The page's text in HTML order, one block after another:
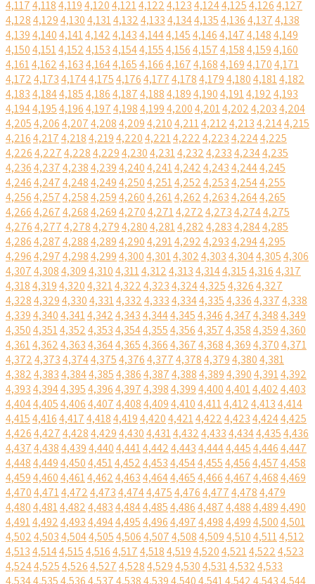
4,1174,1184,1194,1204,1214,1224,1234,1244,1254,1264,127
4,1284,1294,1304,1314,1324,1334,1344,1354,1364,1374,138
4,1394,1404,1414,1424,1434,1444,1454,1464,1474,1484,149
4,1504,1514,1524,1534,1544,1554,1564,1574,1584,1594,160
4,1614,1624,1634,1644,1654,1664,1674,1684,1694,1704,171
4,1724,1734,1744,1754,1764,1774,1784,1794,1804,1814,182
4,1834,1844,1854,1864,1874,1884,1894,1904,1914,1924,193
4,1944,1954,1964,1974,1984,1994,2004,2014,2024,2034,204
4,2054,2064,2074,2084,2094,2104,2114,2124,2134,2144,215
4,2164,2174,2184,2194,2204,2214,2224,2234,2244,225
4,2264,2274,2284,2294,2304,2314,2324,2334,2344,235
4,2364,2374,2384,2394,2404,2414,2424,2434,2444,245
4,2464,2474,2484,2494,2504,2514,2524,2534,2544,255
4,2564,2574,2584,2594,2604,2614,2624,2634,2644,265
4,2664,2674,2684,2694,2704,2714,2724,2734,2744,275
4,2764,2774,2784,2794,2804,2814,2824,2834,2844,285
4,2864,2874,2884,2894,2904,2914,2924,2934,2944,295
4,2964,2974,2984,2994,3004,3014,3024,3034,3044,3054,306
4,3074,3084,3094,3104,3114,3124,3134,3144,3154,3164,317
4,3184,3194,3204,3214,3224,3234,3244,3254,3264,327
4,3284,3294,3304,3314,3324,3334,3344,3354,3364,3374,338
4,3394,3404,3414,3424,3434,3444,3454,3464,3474,3484,349
4,3504,3514,3524,3534,3544,3554,3564,3574,3584,3594,360
4,3614,3624,3634,3644,3654,3664,3674,3684,3694,3704,371
4,3724,3734,3744,3754,3764,3774,3784,3794,3804,381
4,3824,3834,3844,3854,3864,3874,3884,3894,3904,3914,392
4,3934,3944,3954,3964,3974,3984,3994,4004,4014,4024,403
4,4044,4054,4064,4074,4084,4094,4104,4114,4124,4134,414
4,4154,4164,4174,4184,4194,4204,4214,4224,4234,4244,425
4,4264,4274,4284,4294,4304,4314,4324,4334,4344,4354,436
4,4374,4384,4394,4404,4414,4424,4434,4444,4454,4464,447
4,4484,4494,4504,4514,4524,4534,4544,4554,4564,4574,458
4,4594,4604,4614,4624,4634,4644,4654,4664,4674,4684,469
4,4704,4714,4724,4734,4744,4754,4764,4774,4784,479
4,4804,4814,4824,4834,4844,4854,4864,4874,4884,4894,490
4,4914,4924,4934,4944,4954,4964,4974,4984,4994,5004,501
4,5024,5034,5044,5054,5064,5074,5084,5094,5104,5114,512
4,5134,5144,5154,5164,5174,5184,5194,5204,5214,5224,523
4,5244,5254,5264,5274,5284,5294,5304,5314,5324,533